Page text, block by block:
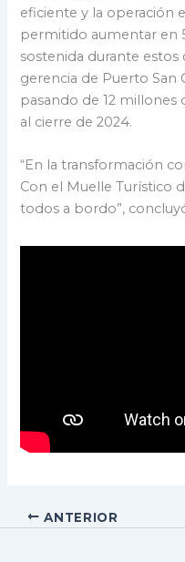
eficiente y la operación
permitido aumentar en
sostenida durante estos
gerencia de Puerto San
pasando de 12 millones
al cierre de 2024.
“En la transformación
Con el Muelle Turístico
todos a bordo”,
ANTERIOR